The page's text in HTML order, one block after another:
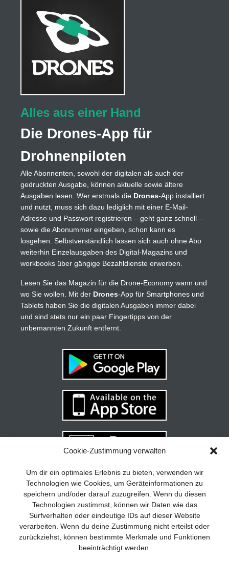
Cookie-Zustimmung verwalten
Um dir ein optimales Erlebnis zu bieten, verwenden wir
Technologien wie Cookies, um Geräteinformationen zu
speichern und/oder darauf zuzugreifen. Wenn du diesen
Technologien zustimmst, können wir Daten wie das
Surfverhalten oder eindeutige IDs auf dieser Website
verarbeiten. Wenn du deine Zustimmung nicht erteilst oder
zurückziehst, können bestimmte Merkmale und Funktionen
beeinträchtigt werden.
Alles aus einer Hand
Die Drones-App für
Drohnenpiloten
Alle Abonnenten, sowohl der digitalen als auch der
gedruckten Ausgabe, können aktuelle sowie ältere
Ausgaben lesen. Wer erstmals die Drones-App installiert
und nutzt, muss sich dazu lediglich mit einer E-Mail-
Adresse und Passwort registrieren – geht ganz schnell –
sowie die Abonummer eingeben, schon kann es
losgehen. Selbstverständlich lassen sich auch ohne Abo
weiterhin Einzelausgaben des Digital-Magazins und
workbooks über gängige Bezahldienste erwerben.
Lesen Sie das Magazin für die Drone-Economy wann und
wo Sie wollen. Mit der Drones-App für Smartphones und
Tablets haben Sie die digitalen Ausgaben immer dabei
und sind stets nur ein paar Fingertipps von der
unbemannten Zukunft entfernt.